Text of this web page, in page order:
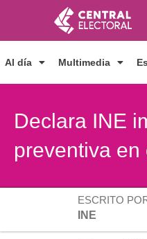
contenido
Al día Multimedia
Declara INE
preventiva
ESCRITO
INE